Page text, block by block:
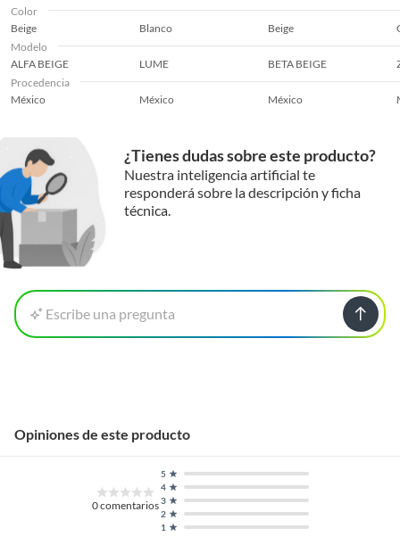
Color
Beige
Blanco Beige
Modelo
ALFA BEIGE
LUME BETA BEIGE
Procedencia
México
México México
¿Tienes dudas sobre este producto?
Nuestra inteligencia artificial te
responderá sobre la descripción y ficha
técnica.
Escribe una pregunta
Opiniones de este producto
0comentarios
1
2
3
4
5